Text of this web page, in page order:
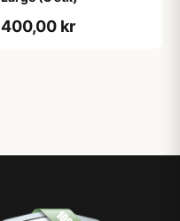
400,00 kr